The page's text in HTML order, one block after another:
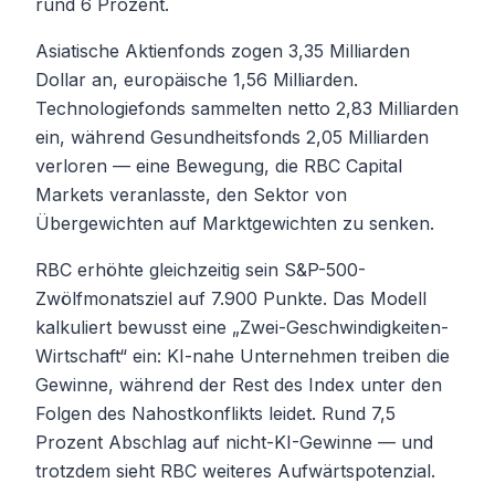
Asiatische Aktienfonds zogen 3,35 Milliarden
Dollar an, europäische 1,56 Milliarden.
Technologiefonds sammelten netto 2,83 Milliarden
ein, während Gesundheitsfonds 2,05 Milliarden
verloren — eine Bewegung, die RBC Capital
Markets veranlasste, den Sektor von
Übergewichten auf Marktgewichten zu senken.
RBC erhöhte gleichzeitig sein S&P-500-
Zwölfmonatsziel auf 7.900 Punkte. Das Modell
kalkuliert bewusst eine „Zwei-Geschwindigkeiten-
Wirtschaft“ ein: KI-nahe Unternehmen treiben die
Gewinne, während der Rest des Index unter den
Folgen des Nahostkonflikts leidet. Rund 7,5
Prozent Abschlag auf nicht-KI-Gewinne — und
trotzdem sieht RBC weiteres Aufwärtspotenzial.